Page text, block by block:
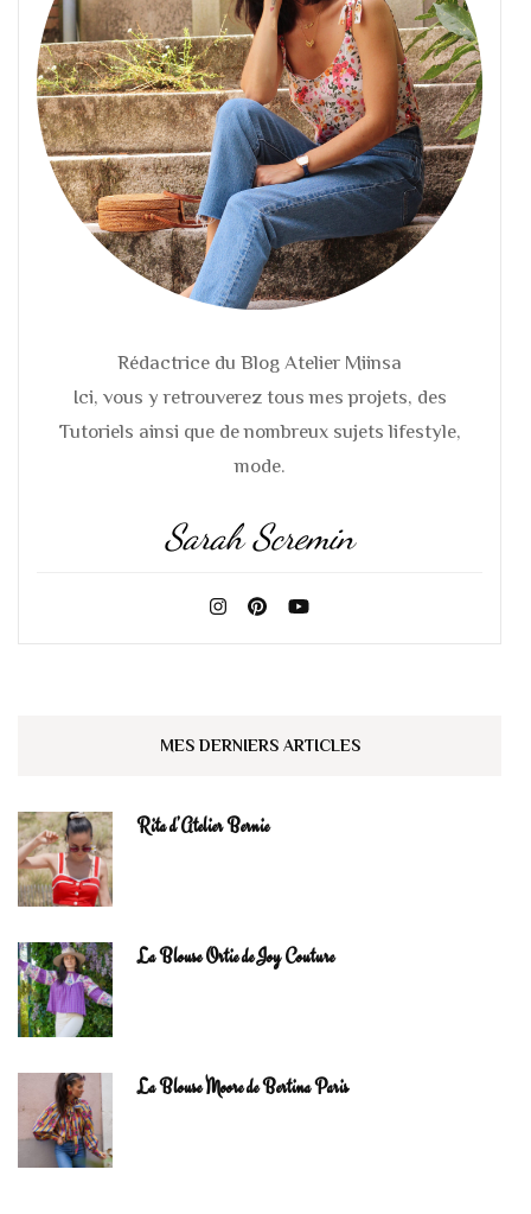
Rédactrice du Blog Atelier Miinsa
Ici, vous y retrouverez tous mes projets, des
Tutoriels ainsi que de nombreux sujets lifestyle,
mode.
Sarah Scremin
MES DERNIERS ARTICLES
Rita d’Atelier Bernie
La Blouse Ortie de Joy Couture
La Blouse Moore de Bertina Paris